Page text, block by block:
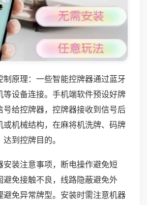
制原理：一些智能控牌器通过蓝牙
等设备连接。手机端软件预设好牌
号给控牌器，控牌器接收到信号后
或机械结构，在麻将机洗牌、码牌
到控牌目的。
安装注意事项，断电操作避免短
避免接触不良，线路隐蔽避免外
避免异常牌型。安装时需注意机器